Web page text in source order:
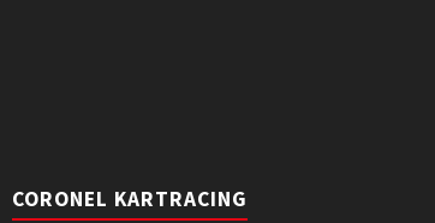
CORONEL KARTRACING